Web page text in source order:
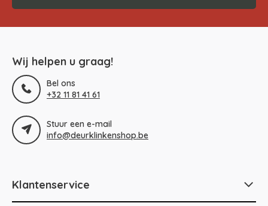
Wij helpen u graag!
Bel ons
+32 11 81 41 61
Stuur een e-mail
info@deurklinkenshop.be
Klantenservice